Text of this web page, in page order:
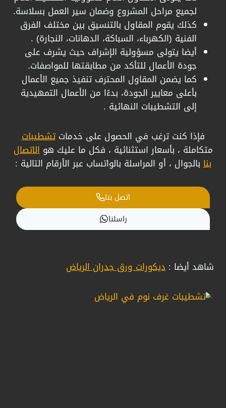
لجميع مراحل المشروع وضمان سير العمل بسلاسة.
​كذلك يقوم المقاول بالتنسيق بين مختلف الفرق
الفنية (الكهرباء، السباكة، الدهانات، النجارة) .
أيضا يتولى مسؤولية الإشراف حيث يشرف على
جودة الأعمال للتأكد من مطابقتها للمواصفات.
​كما يضمن المقاول المحترف تنفيذ جميع الأعمال
بأعلى معايير الجودة، بدءًا من الأعمال التمهيدية
إلى التشطيبات النهائية .
فإذا كنت ترغب في الحصول على خدماتتشطيبات
متكاملة ، بأسعار استثنائية ، فكل ما عليك هوالاتصال
بنابالجوال ، أو المراسلة بالواتساب عبر الأرقام التالية :
اتصل بنا
راسلنا
شاهد أيضا : ديكورات ورق جدران الرياض